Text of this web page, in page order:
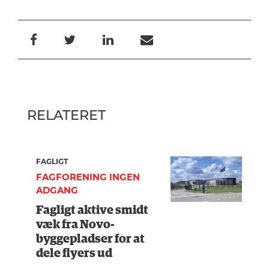
RELATERET
FAGLIGT
FAGFORENING INGEN
ADGANG
Fagligt aktive smidt
væk fra Novo-
byggepladser for at
dele flyers ud